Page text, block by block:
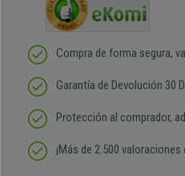
Compra de forma segura,
Garantía de Devolución 30
Protección al comprador,
¡Más de 2.500